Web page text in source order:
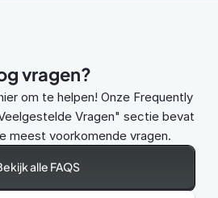
vragen?
om te helpen! Onze Frequently
Vragen" sectie bevat
meest voorkomende vragen.
alle FAQS